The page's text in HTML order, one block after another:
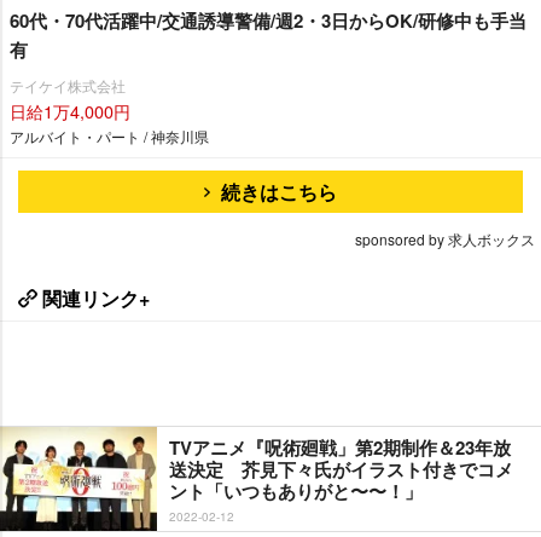
60代・70代活躍中/交通誘導警備/週2・3日からOK/研修中も手当
有
テイケイ株式会社
日給1万4,000円
アルバイト・パート / 神奈川県
続きはこちら
sponsored by 求人ボックス
関連リンク+
TVアニメ『呪術廻戦」第2期制作＆23年放
送決定 芥見下々氏がイラスト付きでコメ
ント「いつもありがと〜〜！」
2022-02-12